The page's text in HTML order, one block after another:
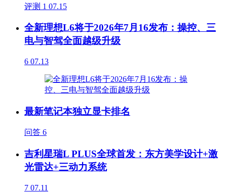
评测 1 07.15
全新理想L6将于2026年7月16发布：操控、三
电与智驾全面越级升级
6 07.13
最新笔记本独立显卡排名
问答 6
吉利星瑞L PLUS全球首发：东方美学设计+激
光雷达+三动力系统
7 07.11